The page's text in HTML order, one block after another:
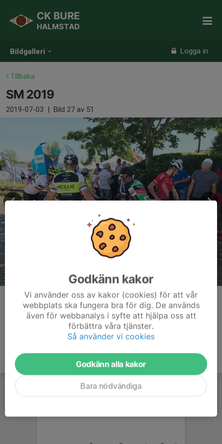
Bildgalleri Logga in
CK BURE
HALMSTAD
Tillbaka
SM 2019
2019-07-03 | Bild 27 av 51
Kommentarer
Godkänn kakor
Vi använder oss av kakor (cookies) för att vår
webbplats ska fungera bra för dig. De används
även för webbanalys i syfte att hjälpa oss att
förbättra våra tjänster.
Så använder vi cookies
Godkänn alla kakor
Bara nödvändiga